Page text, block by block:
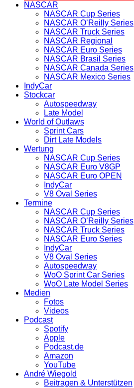
NASCAR
NASCAR Cup Series
NASCAR O’Reilly Series
NASCAR Truck Series
NASCAR Regional
NASCAR Euro Series
NASCAR Brasil Series
NASCAR Canada Series
NASCAR Mexico Series
IndyCar
Stockcar
Autospeedway
Late Model
World of Outlaws
Sprint Cars
Dirt Late Models
Wertung
NASCAR Cup Series
NASCAR Euro V8GP
NASCAR Euro OPEN
IndyCar
V8 Oval Series
Termine
NASCAR Cup Series
NASCAR O’Reilly Series
NASCAR Truck Series
NASCAR Euro Series
IndyCar
V8 Oval Series
Autospeedway
WoO Sprint Car Series
WoO Late Model Series
Medien
Fotos
Videos
Podcast
Spotify
Apple
Podcast.de
Amazon
YouTube
André Wiegold
Beitragen & Unterstützen